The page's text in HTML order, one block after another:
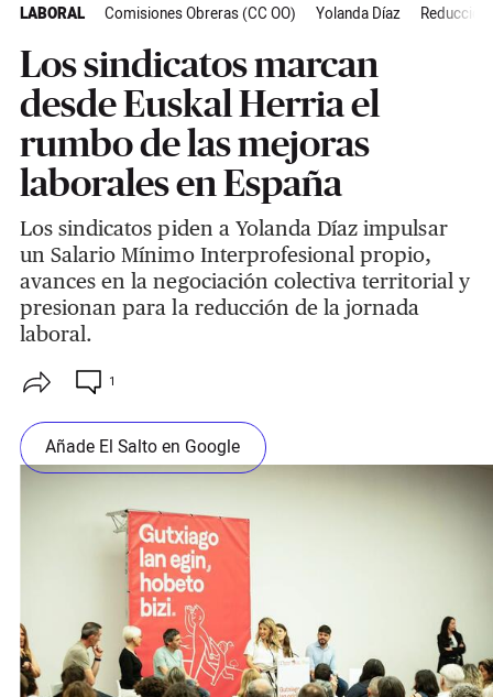
LABORAL Comisiones Obreras (CC OO) Yolanda Díaz
Los sindicatos marcan
desde Euskal Herria el
rumbo de las mejoras
laborales en España
Los sindicatos piden a Yolanda Díaz impulsar
un Salario Mínimo Interprofesional propio,
avances en la negociación colectiva territorial y
presionan para la reducción de la jornada
laboral.
1
Añade El Salto en Google